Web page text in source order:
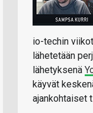
io-techin
lähetetään
lähetyksenä
käyvät
ajankohtaiset